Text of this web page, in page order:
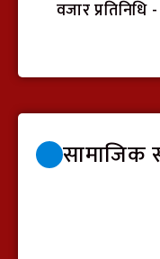
वजार प्रतिनिधि -
सामाजिक